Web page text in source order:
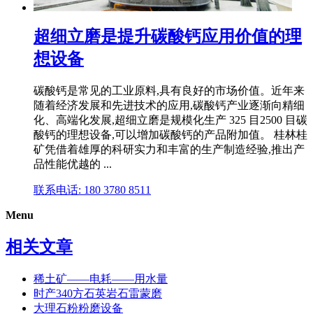
超细立磨是提升碳酸钙应用价值的理
想设备
碳酸钙是常见的工业原料,具有良好的市场价值。近年来
随着经济发展和先进技术的应用,碳酸钙产业逐渐向精细
化、高端化发展,超细立磨是规模化生产 325 目2500 目碳
酸钙的理想设备,可以增加碳酸钙的产品附加值。 桂林桂
矿凭借着雄厚的科研实力和丰富的生产制造经验,推出产
品性能优越的 ...
联系电话: 180 3780 8511
Menu
相关文章
稀土矿——电耗——用水量
时产340方石英岩石雷蒙磨
大理石粉粉磨设备